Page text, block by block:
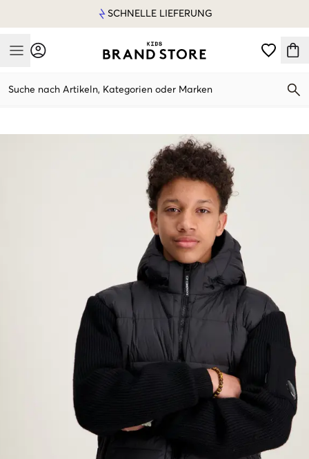
SCHNELLE LIEFERUNG
Mobile Menu
Suche nach Artikeln, Kategorien oder Marken